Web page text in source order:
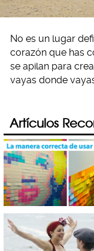
No es un lugar
corazón que has
se apilan para
vayas donde
Artículos